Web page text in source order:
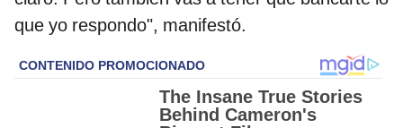
que yo respondo", manifestó.